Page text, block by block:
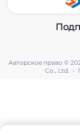
Авторское право ©
Co., Ltd. -